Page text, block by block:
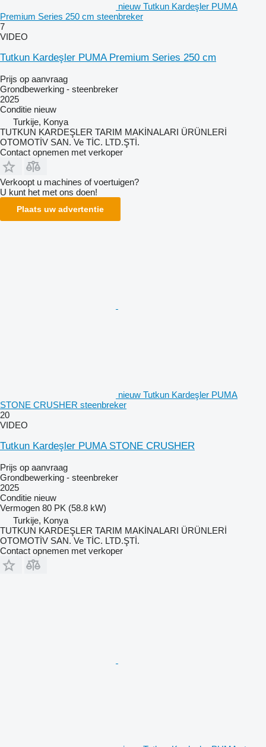
nieuw Tutkun Kardeşler PUMA
Premium Series 250 cm steenbreker
7
VIDEO
Tutkun Kardeşler PUMA Premium Series 250 cm
Prijs op aanvraag
Grondbewerking - steenbreker
2025
Conditie nieuw
Turkije, Konya
TUTKUN KARDEŞLER TARIM MAKİNALARI ÜRÜNLERİ
OTOMOTİV SAN. Ve TİC. LTD.ŞTİ.
Contact opnemen met verkoper
Verkoopt u machines of voertuigen?
U kunt het met ons doen!
Plaats uw advertentie
nieuw Tutkun Kardeşler PUMA
STONE CRUSHER steenbreker
20
VIDEO
Tutkun Kardeşler PUMA STONE CRUSHER
Prijs op aanvraag
Grondbewerking - steenbreker
2025
Conditie nieuw
Vermogen 80 PK (58.8 kW)
Turkije, Konya
TUTKUN KARDEŞLER TARIM MAKİNALARI ÜRÜNLERİ
OTOMOTİV SAN. Ve TİC. LTD.ŞTİ.
Contact opnemen met verkoper